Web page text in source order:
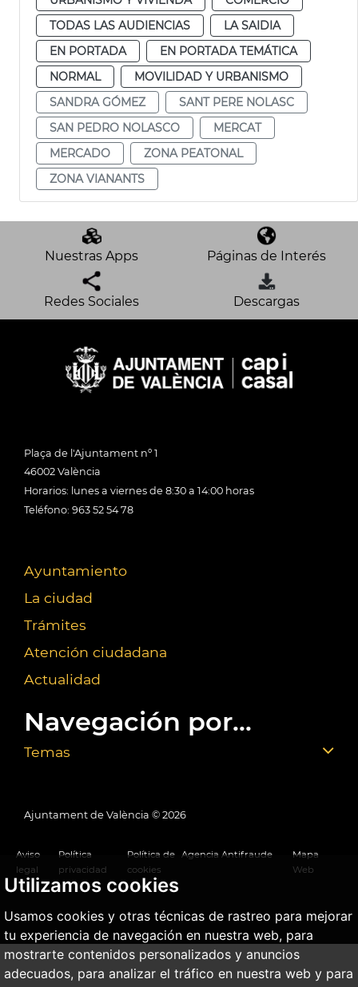
Utilizamos cookies
Usamos cookies y otras técnicas de rastreo para mejorar
tu experiencia de navegación en nuestra web, para
mostrarte contenidos personalizados y anuncios
adecuados, para analizar el tráfico en nuestra web y para
TODAS LAS AUDIENCIAS
LA SAIDIA
EN PORTADA
EN PORTADA TEMÁTICA
NORMAL
MOVILIDAD Y URBANISMO
SANDRA GÓMEZ
SANT PERE NOLASC
SAN PEDRO NOLASCO
MERCAT
MERCADO
ZONA PEATONAL
ZONA VIANANTS
Nuestras Apps Páginas de Interés
Redes Sociales Descargas
Plaça de l'Ajuntament nº 1
46002 València
Horarios: lunes a viernes de 8:30 a 14:00 horas
Teléfono: 963 52 54 78
Ayuntamiento
La ciudad
Trámites
Atención ciudadana
Actualidad
Navegación por...
Temas
Ajuntament de València © 2026
Aviso
legal
Política
privacidad
Política de
cookies
Agencia Antifraude
Mapa
Web